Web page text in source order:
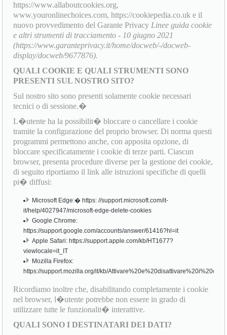
https://www.allaboutcookies.org,
www.youronlinechoices.com, https://cookiepedia.co.uk e il
nuovo provvedimento del Garante Privacy Linee guida cookie
e altri strumenti di tracciamento - 10 giugno 2021
(https://www.garanteprivacy.it/home/docweb/-/docweb-
display/docweb/9677876).
QUALI COOKIE E QUALI STRUMENTI SONO
PRESENTI SUL NOSTRO SITO?
Sul nostro sito sono presenti solamente cookie necessari
tecnici o di sessione.�
L�utente ha la possibilit� bloccare o cancellare i cookie
tramite la configurazione del proprio browser. Di norma questi
programmi permettono anche, con apposita opzione, di
bloccare specificatamente i cookie di terze parti. Ciascun
browser, presenta procedure diverse per la gestione dei cookie,
di seguito riportiamo il link alle istruzioni specifiche di quelli
pi� diffusi:
Microsoft Edge:� https: //support.microsoft.com/it-
it/help/4027947/microsoft-edge-delete-cookies
Google Chrome:
https://support.google.com/accounts/answer/61416?hl=it
Apple Safari: https://support.apple.com/kb/HT1677?
viewlocale=it_IT
Mozilla Firefox:
https://support.mozilla.org/it/kb/
Ricordiamo inoltre che, disabilitando completamente i cookie
nel browser, l�utente potrebbe non essere in grado di
utilizzare tutte le funzionalit� interattive.
QUALI SONO I DESTINATARI DEI DATI?